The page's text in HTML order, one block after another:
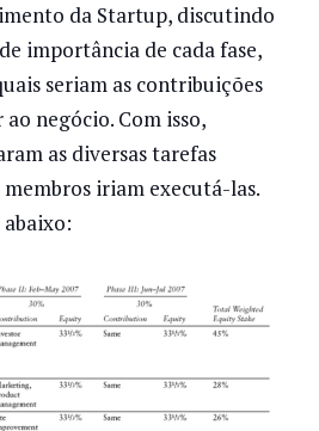
da Startup, discutindo
importância de cada fase,
seriam as contribuições
negócio. Com isso,
as diversas tarefas
membros iriam executá-las.